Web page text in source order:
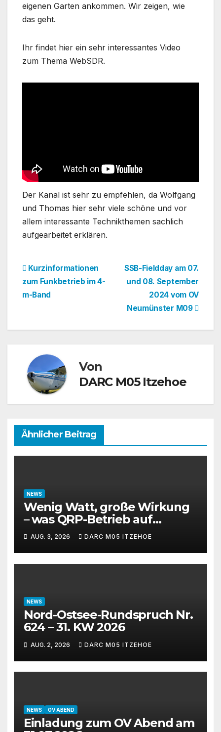
eigenen Garten ankommen. Wir zeigen, wie
das geht.
Ihr findet hier ein sehr interessantes Video
zum Thema WebSDR.
Der Kanal ist sehr zu empfehlen, da Wolfgang
und Thomas hier sehr viele schöne und vor
allem interessante Technikthemen sachlich
aufgearbeitet erklären.
Beitragsnavigation
SSB-Fieldday am 07.
und 08. September
2024 vom OV
Neumünster M09
Kurzinformationen
zum Funkbetrieb im 4-
m-Band
Von
DARC M05 Itzehoe
Ähnlicher Beitrag
NEWS
Wenig Watt, große Wirkung
– was QRP-Betrieb auf
Kurzwelle wirklich kann
AUG. 3, 2026 DARC M05 ITZEHOE
NEWS
Nord-Ostsee-Rundspruch Nr.
624 – 31. KW 2026
AUG. 2, 2026 DARC M05 ITZEHOE
NEWS OV ABEND
Einladung zum OV Abend am